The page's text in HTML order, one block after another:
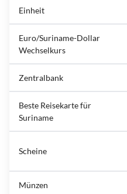
Einheit
Euro/Suriname-Dollar
Wechselkurs
Zentralbank
Beste Reisekarte für
Suriname
Scheine
Münzen